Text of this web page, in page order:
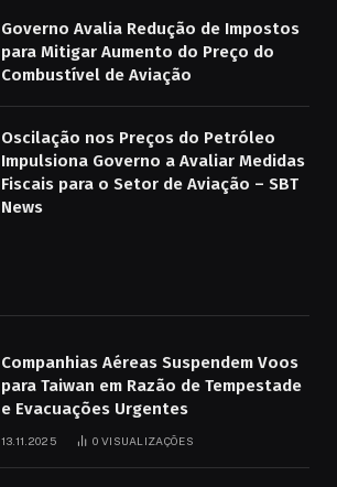
Governo Avalia Redução de Impostos
para Mitigar Aumento do Preço do
Combustível de Aviação
Oscilação nos Preços do Petróleo
Impulsiona Governo a Avaliar Medidas
Fiscais para o Setor de Aviação – SBT
News
Companhias Aéreas Suspendem Voos
para Taiwan em Razão de Tempestade
e Evacuações Urgentes
13.11.2025 0 VISUALIZAÇÕES